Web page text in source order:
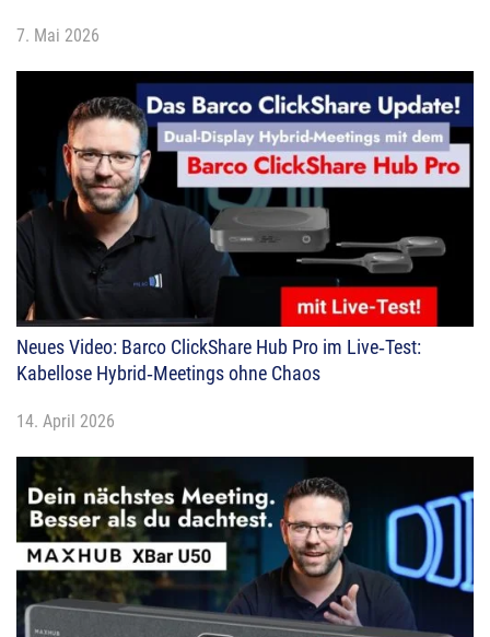
7. Mai 2026
Neues Video: Barco ClickShare Hub Pro im Live‑Test:
Kabellose Hybrid‑Meetings ohne Chaos
14. April 2026